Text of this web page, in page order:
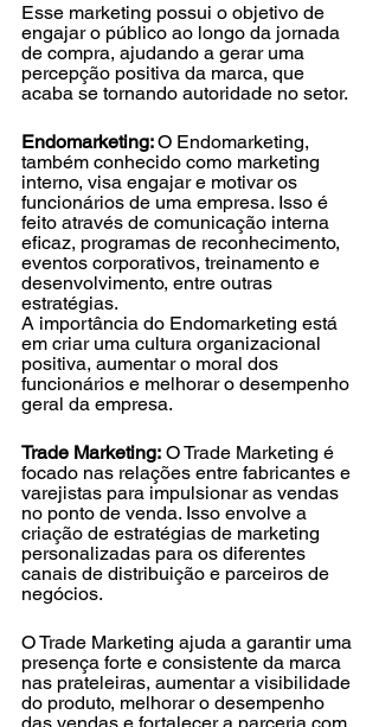
Esse marketing possui o objetivo de
engajar o público ao longo da jornada
de compra, ajudando a gerar uma
percepção positiva da marca, que
acaba se tornando autoridade no setor.
Endomarketing: O Endomarketing,
também conhecido como marketing
interno, visa engajar e motivar os
funcionários de uma empresa. Isso é
feito através de comunicação interna
eficaz, programas de reconhecimento,
eventos corporativos, treinamento e
desenvolvimento, entre outras
estratégias.
A importância do Endomarketing está
em criar uma cultura organizacional
positiva, aumentar o moral dos
funcionários e melhorar o desempenho
geral da empresa.
Trade Marketing: O Trade Marketing é
focado nas relações entre fabricantes e
varejistas para impulsionar as vendas
no ponto de venda. Isso envolve a
criação de estratégias de marketing
personalizadas para os diferentes
canais de distribuição e parceiros de
negócios.
O Trade Marketing ajuda a garantir uma
presença forte e consistente da marca
nas prateleiras, aumentar a visibilidade
do produto, melhorar o desempenho